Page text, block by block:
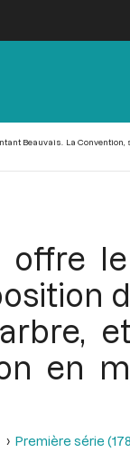
Beauvais. La
offre
en
Première série